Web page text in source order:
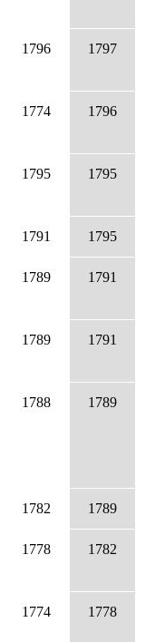
1796 1797
1774 1796
1795 1795
1791 1795
1789 1791
1789 1791
1788 1789
1782 1789
1778 1782
1774 1778